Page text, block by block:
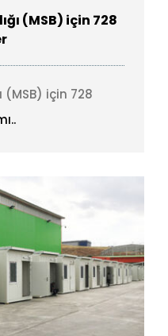
(MSB) için 728
(MSB) için 728